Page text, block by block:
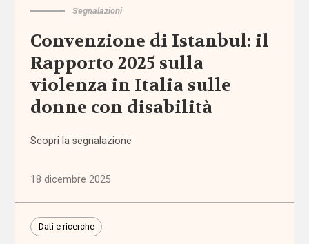
personale
assistenza
residenziale
assistenza
sanitaria
assistenza
Segnalazioni
Convenzione di Istanbul: il
Rapporto 2025 sulla
violenza in Italia sulle
donne con disabilità
Scopri la segnalazione
18 dicembre 2025
Dati e ricerche